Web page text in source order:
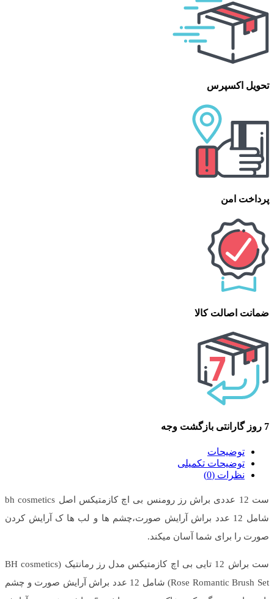
تحویل اکسپرس
پرداخت امن
ضمانت اصالت کالا
7 روز گارانتی بازگشت وجه
توضیحات
توضیحات تکمیلی
نظرات (0)
ست 12 عددی براش رز رومنس بی اچ کازمتیکس اصل bh cosmetics
شامل 12 عدد براش آرایش صورت،چشم ها و لب ها ک آرایش کردن
صورت را برای شما آسان میکند.
ست براش 12 تایی بی اچ کازمتیکس مدل رز رمانتیک (BH cosmetics
Rose Romantic Brush Set) شامل 12 عدد براش آرایش صورت و چشم